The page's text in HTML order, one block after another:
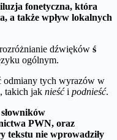
fonetyczna, która
a także wpływ lokalnych
dźwięków ś
ogólnym.
odmiany tych wyrazów w
takich jak nieśći podnieść.
PWN, oraz
tekstu nie wprowadziły